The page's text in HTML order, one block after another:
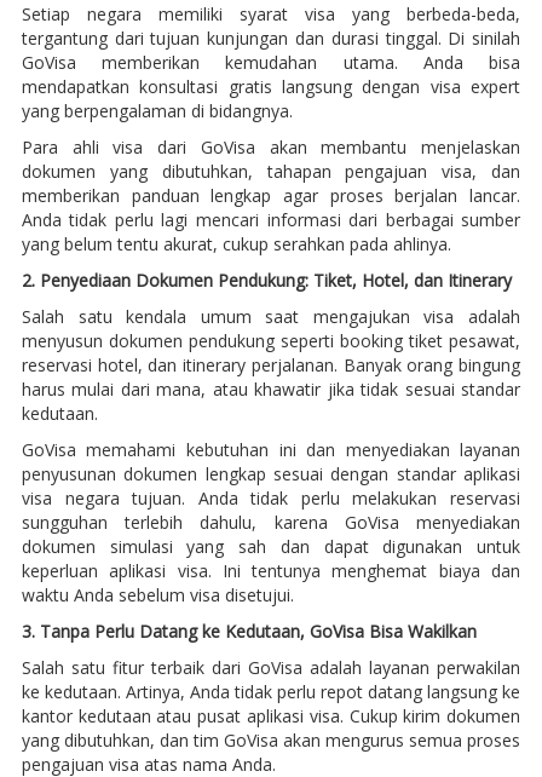
Setiap negara memiliki syarat visa yang berbeda-beda,
tergantung dari tujuan kunjungan dan durasi tinggal. Di sinilah
GoVisa memberikan kemudahan utama. Anda bisa
mendapatkan konsultasi gratis langsung dengan visa expert
yang berpengalaman di bidangnya.
Para ahli visa dari GoVisa akan membantu menjelaskan
dokumen yang dibutuhkan, tahapan pengajuan visa, dan
memberikan panduan lengkap agar proses berjalan lancar.
Anda tidak perlu lagi mencari informasi dari berbagai sumber
yang belum tentu akurat, cukup serahkan pada ahlinya.
2. Penyediaan Dokumen Pendukung: Tiket, Hotel, dan Itinerary
Salah satu kendala umum saat mengajukan visa adalah
menyusun dokumen pendukung seperti booking tiket pesawat,
reservasi hotel, dan itinerary perjalanan. Banyak orang bingung
harus mulai dari mana, atau khawatir jika tidak sesuai standar
kedutaan.
GoVisa memahami kebutuhan ini dan menyediakan layanan
penyusunan dokumen lengkap sesuai dengan standar aplikasi
visa negara tujuan. Anda tidak perlu melakukan reservasi
sungguhan terlebih dahulu, karena GoVisa menyediakan
dokumen simulasi yang sah dan dapat digunakan untuk
keperluan aplikasi visa. Ini tentunya menghemat biaya dan
waktu Anda sebelum visa disetujui.
3. Tanpa Perlu Datang ke Kedutaan, GoVisa Bisa Wakilkan
Salah satu fitur terbaik dari GoVisa adalah layanan perwakilan
ke kedutaan. Artinya, Anda tidak perlu repot datang langsung ke
kantor kedutaan atau pusat aplikasi visa. Cukup kirim dokumen
yang dibutuhkan, dan tim GoVisa akan mengurus semua proses
pengajuan visa atas nama Anda.